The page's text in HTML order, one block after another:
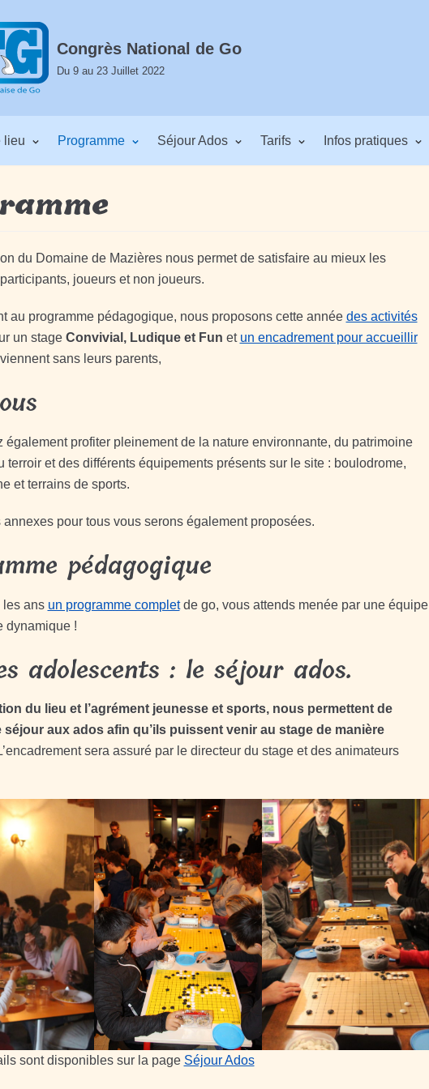
Congrès National de Go
Du 9 au 23 Juillet 2022
lieu Programme Séjour Ados Tarifs Infos pratiques
du Domaine de Mazières nous permet de satisfaire au mieux les
joueurs et non joueurs.
au programme pédagogique, nous proposons cette année des activités
un stage Convivial, Ludique et Fun et un encadrement pour accueillir
sans leurs parents,
également profiter pleinement de la nature environnante, du patrimoine
terroir et des différents équipements présents sur le site : boulodrome,
et terrains de sports.
annexes pour tous vous serons également proposées.
pédagogique
les ans un programme completde go, vous attends menée par une équipe
dynamique !
adolescents : le séjour ados.
du lieu et l’agrément jeunesse et sports, nous permettent de
séjour aux ados afin qu’ils puissent venir au stage de manière
sera assuré par le directeur du stage et des animateurs
sont disponibles sur la page Séjour Ados